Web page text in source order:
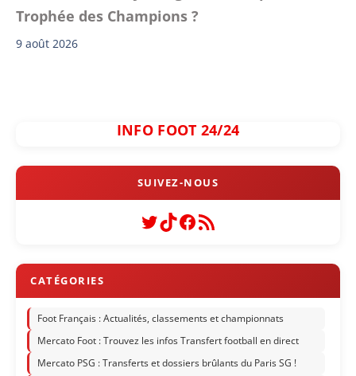
Trophée des Champions ?
9 août 2026
INFO FOOT 24/24
Twitter
TikTok
Facebook
Flux RSS
Foot Français : Actualités, classements et championnats
Mercato Foot : Trouvez les infos Transfert football en direct
Mercato PSG : Transferts et dossiers brûlants du Paris SG !